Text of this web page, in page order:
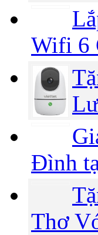
Wifi 6
Đình
Thơ